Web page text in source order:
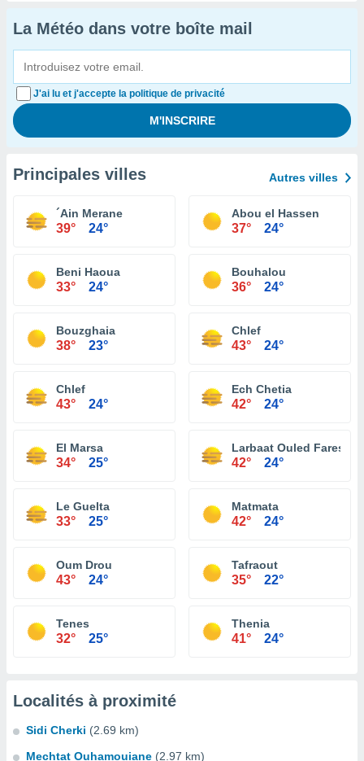
La Météo dans votre boîte mail
J'ai lu et j'accepte la politique de privacité
Principales villes Autres villes
´Ain Merane
39° 24°
Abou el Hassen
37° 24°
Beni Haoua
33° 24°
Bouhalou
36° 24°
Bouzghaia
38° 23°
Chlef
43° 24°
Chlef
43° 24°
Ech Chetia
42° 24°
El Marsa
34° 25°
Larbaat Ouled Fares
42° 24°
Le Guelta
33° 25°
Matmata
42° 24°
Oum Drou
43° 24°
Tafraout
35° 22°
Tenes
32° 25°
Thenia
41° 24°
Localités à proximité
Sidi Cherki (2.69 km)
Mechtat Ouhamouiane (2.97 km)